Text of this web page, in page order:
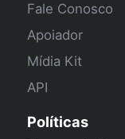
Fale Conosco
Apoiador
Mídia Kit
API
Políticas